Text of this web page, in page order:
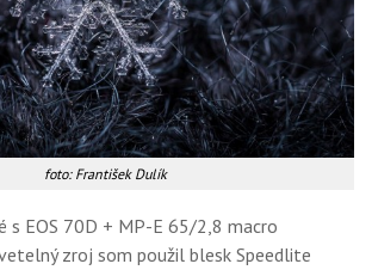
foto: František Dulík
s EOS 70D + MP-E 65/2,8 macro
zroj som použil blesk Speedlite